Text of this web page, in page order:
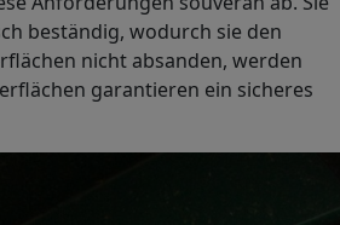
beständig, wodurch sie den
nicht absanden, werden
garantieren ein sicheres